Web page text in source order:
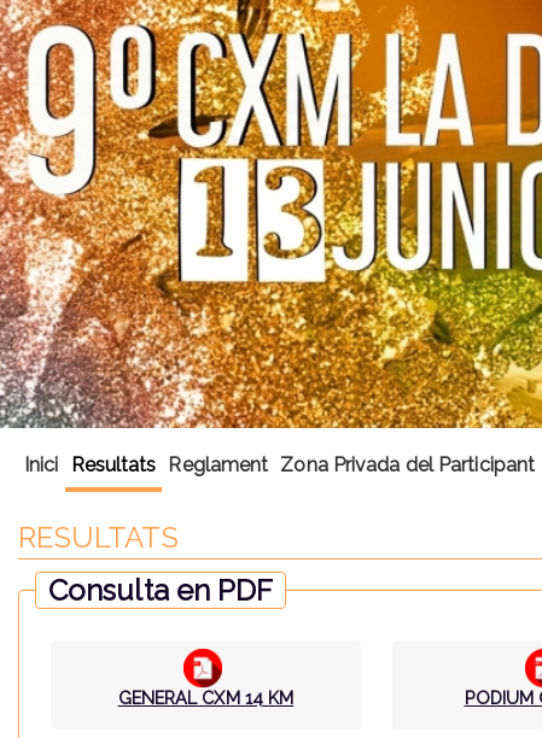
Inici Resultats Reglament Zona Privada del Participant
RESULTATS
Consulta en PDF
GENERAL CXM 14 KM PODIUM